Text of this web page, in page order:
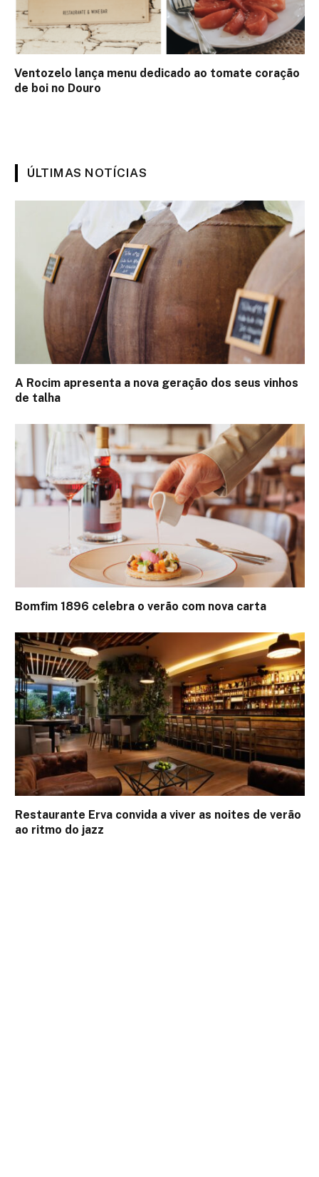
Ventozelo lança menu dedicado ao tomate coração
de boi no Douro
ÚLTIMAS NOTÍCIAS
A Rocim apresenta a nova geração dos seus vinhos
de talha
Bomfim 1896 celebra o verão com nova carta
Restaurante Erva convida a viver as noites de verão
ao ritmo do jazz